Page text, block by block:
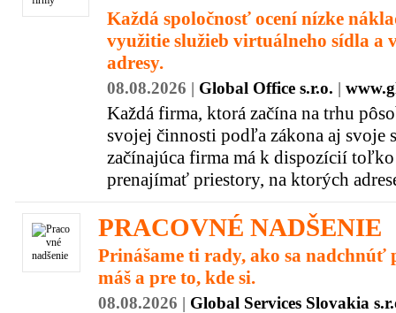
Každá spoločnosť ocení nízke
využitie služieb virtuálneho sídla a
adresy.
08.08.2026 | Global Office s.r.o. |
Každá firma, ktorá začína na trhu
svojej činnosti podľa zákona aj svoje
začínajúca firma má k dispozícií
prenajímať priestory, na ktorých
PRACOVNÉ NADŠENIE
Prinášame ti rady, ako sa nadchnúť
máš a pre to, kde si.
08.08.2026 | Global Services Slovakia